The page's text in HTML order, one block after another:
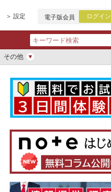
設定 電子版会員 ログイン
その他